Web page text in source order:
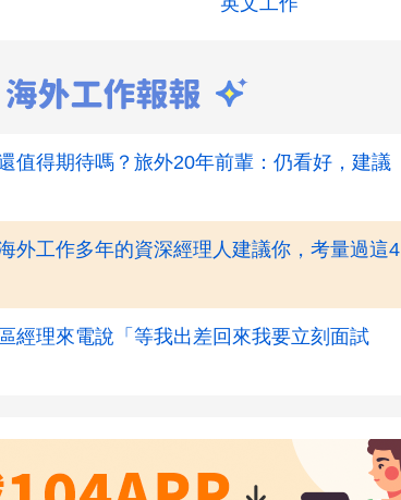
值得期待嗎？旅外20年前輩：仍看好，建議
外工作多年的資深經理人建議你，考量過這4
經理來電說「等我出差回來我要立刻面試